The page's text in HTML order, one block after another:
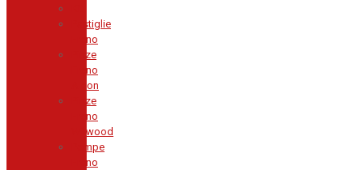
Pastiglie
Freno
Pinze
Freno
Alcon
Pinze
Freno
Wilwood
Pompe
Freno